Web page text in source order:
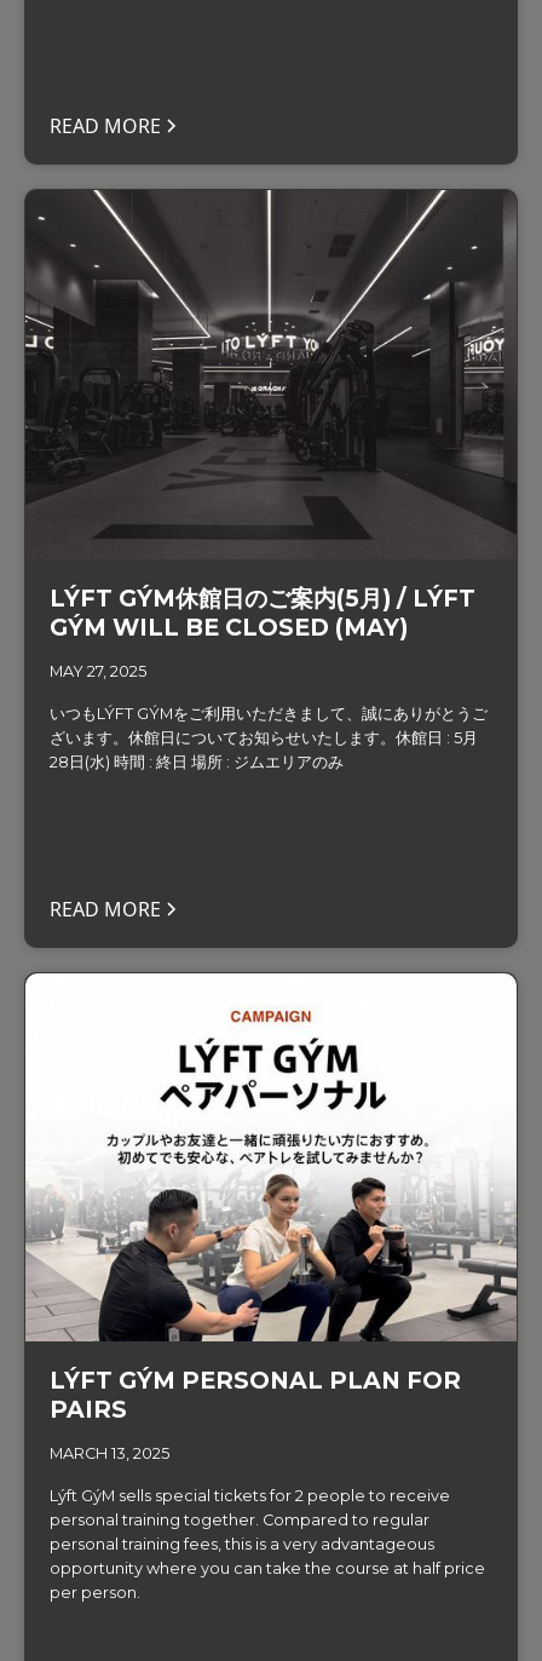
READ MORE
LÝFT GÝM休館日のご案内(5月) / LÝFT
GÝM WILL BE CLOSED (MAY)
MAY 27, 2025
いつもLÝFT GÝMをご利用いただきまして、誠にありがとうご
ざいます。‍休館日についてお知らせいたします。休館日 : 5月
28日(水) 時間 : 終日 場所 : ジムエリアのみ
READ MORE
LÝFT GÝM PERSONAL PLAN FOR
PAIRS
MARCH 13, 2025
Lýft GýM sells special tickets for 2 people to receive
personal training together. Compared to regular
personal training fees, this is a very advantageous
opportunity where you can take the course at half price
per person.